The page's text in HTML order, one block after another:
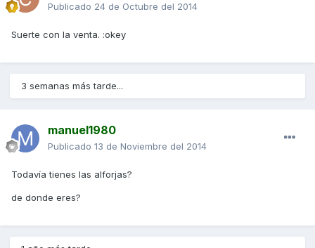
Publicado 24 de Octubre del 2014
Suerte con la venta. :okey
3 semanas más tarde...
manuel1980
Publicado 13 de Noviembre del 2014
Todavía tienes las alforjas?
de donde eres?